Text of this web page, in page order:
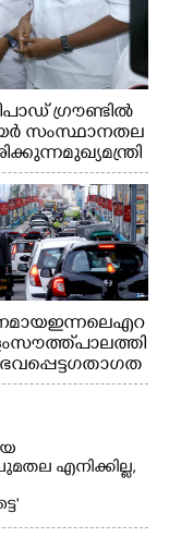
ഗ്രൗണ്ടിൽ
സംസ്ഥാനതല
മുഖ്യമന്ത്രി
സമീപം
ഇന്നലെ എറ
സൗത്ത് പാലത്തി
ഗതാഗത
എനിക്കില്ല,